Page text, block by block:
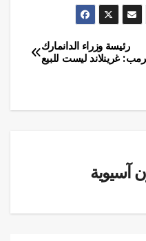
رئيسة وزراء الدانمارك
غرينلاند ليست للبيع
آسيوية